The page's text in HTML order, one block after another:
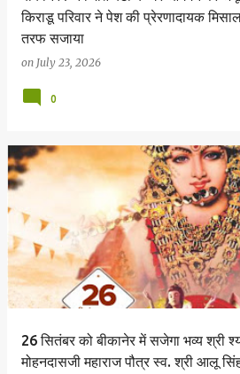
किराडू परिवार ने पेश की प्रेरणादायक
तरफ सजाया
on July 23, 2026
0
26 सितंबर को बीकानेर में सजेगा भव्य श्री
मोहनदासजी महाराज पौत्र स्व. श्री आलू